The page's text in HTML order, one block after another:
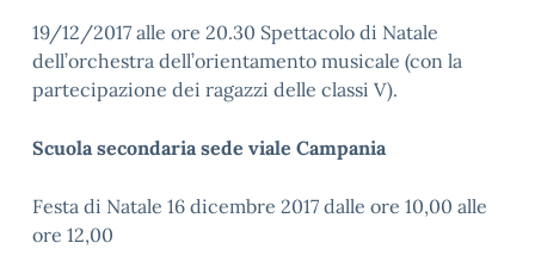
19/12/2017 alle ore 20.30 Spettacolo di Natale
dell’orchestra dell’orientamento musicale (con la
partecipazione dei ragazzi delle classi V).
Scuola secondaria sede viale Campania
Festa di Natale 16 dicembre 2017 dalle ore 10,00 alle
ore 12,00